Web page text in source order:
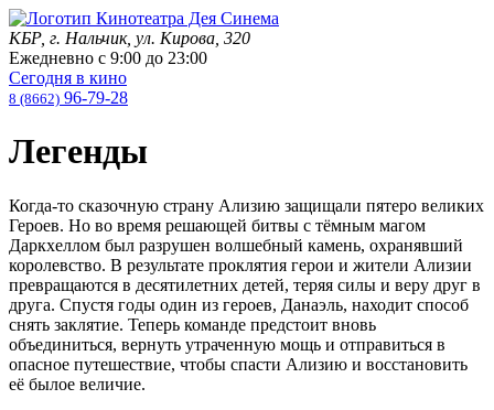
КБР, г. Нальчик, ул. Кирова, 320
Ежедневно с 9:00 до 23:00
Сегодня в кино
8 (8662) 96-79-28
Легенды
Когда-то сказочную страну Ализию защищали пятеро великих
Героев. Но во время решающей битвы с тёмным магом
Даркхеллом был разрушен волшебный камень, охранявший
королевство. В результате проклятия герои и жители Ализии
превращаются в десятилетних детей, теряя силы и веру друг в
друга. Спустя годы один из героев, Данаэль, находит способ
снять заклятие. Теперь команде предстоит вновь
объединиться, вернуть утраченную мощь и отправиться в
опасное путешествие, чтобы спасти Ализию и восстановить
её былое величие.